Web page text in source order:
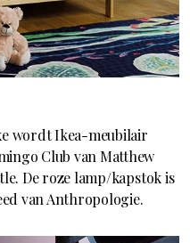
wordt Ikea-meubilair
Club van Matthew
De roze lamp/kapstok is
van Anthropologie.